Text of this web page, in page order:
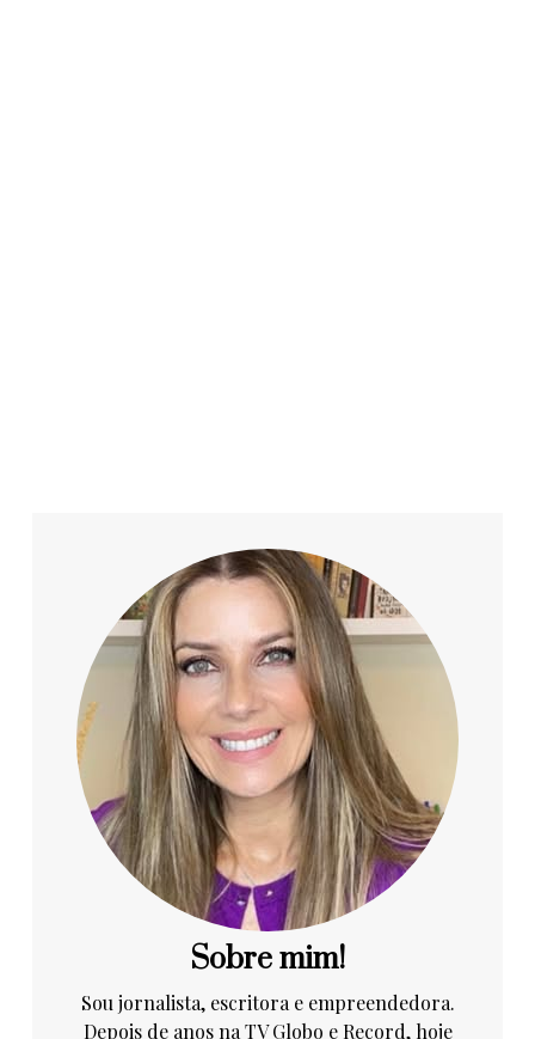
Sobre mim!
Sou jornalista, escritora e empreendedora.
Depois de anos na TV Globo e Record, hoje